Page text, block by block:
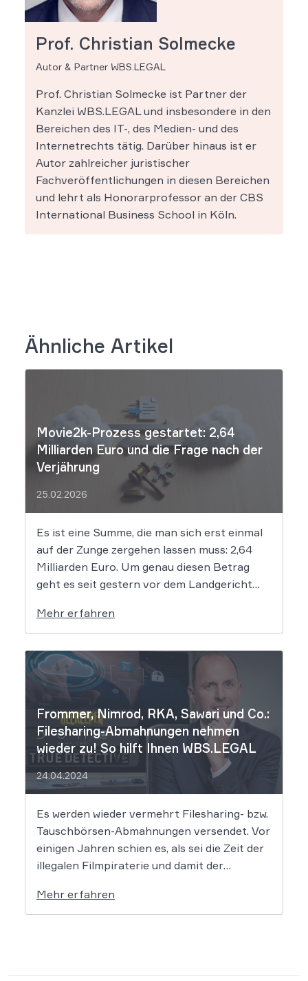
Prof. Christian Solmecke
Autor & Partner WBS.LEGAL
Prof. Christian Solmecke ist Partner der
Kanzlei WBS.LEGAL und insbesondere in den
Bereichen des IT-, des Medien- und des
Internetrechts tätig. Darüber hinaus ist er
Autor zahlreicher juristischer
Fachveröffentlichungen in diesen Bereichen
und lehrt als Honorarprofessor an der CBS
International Business School in Köln.
Ähnliche Artikel
Movie2k-Prozess gestartet: 2,64
Milliarden Euro und die Frage nach der
Verjährung
25.02.2026
Es ist eine Summe, die man sich erst einmal
auf der Zunge zergehen lassen muss: 2,64
Milliarden Euro. Um genau diesen Betrag
geht es seit gestern vor dem Landgericht
mutmaßlichen Hintermänner von
„Movie2k.to“ begonnen. Das war in den
frühen 2010er Jahren eine […]
Mehr erfahren
Frommer, Nimrod, RKA, Sawari und Co.:
Filesharing-Abmahnungen nehmen
wieder zu! So hilft Ihnen WBS.LEGAL
24.04.2024
Es werden wieder vermehrt Filesharing- bzw.
Tauschbörsen-Abmahnungen versendet. Vor
einigen Jahren schien es, als sei die Zeit der
illegalen Filmpiraterie und damit der
ist nicht so. Vor allem die bekannte Kanzlei
Frommer.Legal sowie einige weitere
Mehr erfahren